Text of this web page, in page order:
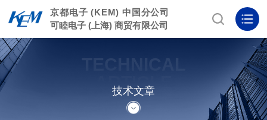
京都电子 (KEM) 中国分公司
可睦电子 (上海) 商贸有限公司
ARTICLE
技术文章